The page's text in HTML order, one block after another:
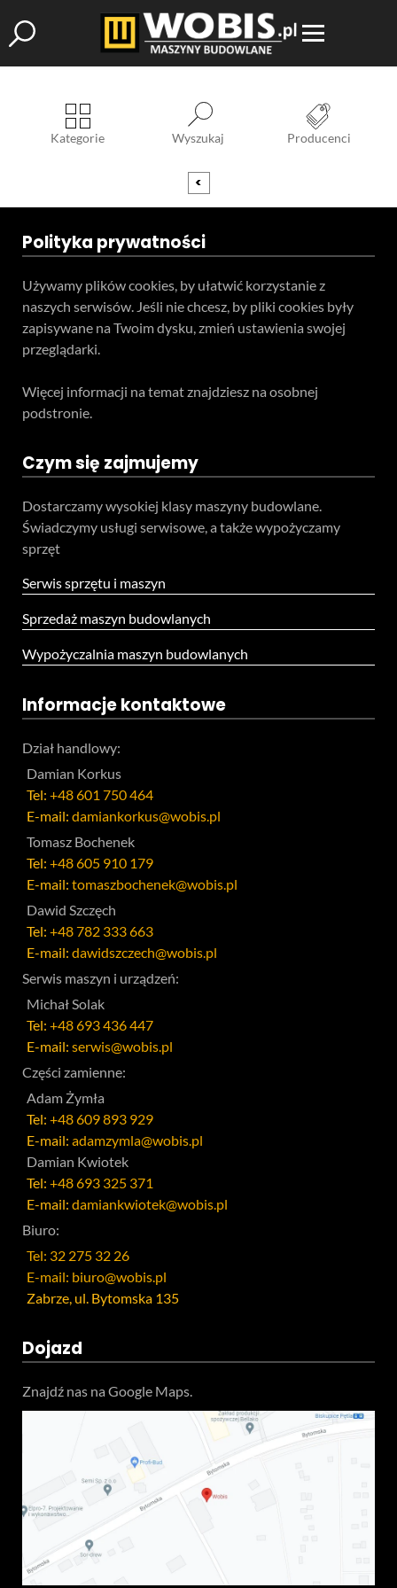
Kategorie Wyszukaj Producenci
<
Polityka prywatności
Używamy plików cookies, by ułatwić korzystanie z
naszych serwisów. Jeśli nie chcesz, by pliki cookies były
zapisywane na Twoim dysku, zmień ustawienia swojej
przeglądarki.
Więcej informacji na temat znajdziesz na osobnej
podstronie.
Czym się zajmujemy
Dostarczamy wysokiej klasy maszyny budowlane.
Świadczymy usługi serwisowe, a także wypożyczamy
sprzęt
Serwis sprzętu i maszyn
Sprzedaż maszyn budowlanych
Wypożyczalnia maszyn budowlanych
Informacje kontaktowe
Dział handlowy:
Damian Korkus
Tel: +48 601 750 464
E-mail: damiankorkus@wobis.pl
Tomasz Bochenek
Tel: +48 605 910 179
E-mail: tomaszbochenek@wobis.pl
Dawid Szczęch
Tel: +48 782 333 663
E-mail: dawidszczech@wobis.pl
Serwis maszyn i urządzeń:
Michał Solak
Tel: +48 693 436 447
E-mail: serwis@wobis.pl
Części zamienne:
Adam Żymła
Tel: +48 609 893 929
E-mail: adamzymla@wobis.pl
Damian Kwiotek
Tel: +48 693 325 371
E-mail: damiankwiotek@wobis.pl
Biuro:
Tel: 32 275 32 26
E-mail: biuro@wobis.pl
Zabrze, ul. Bytomska 135
Dojazd
Znajdź nas na Google Maps.